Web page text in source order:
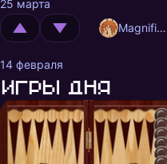
25 марта
MagnificentMrFox
14 февраля
Игры дня